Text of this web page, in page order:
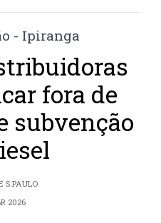
fora de
subvenção
S.PAULO
2026